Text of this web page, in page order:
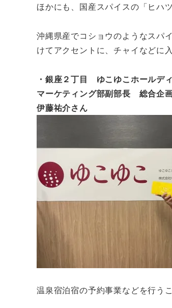
ほかにも、国産スパイスの「ヒハ
沖縄県産でコショウのようなスパ
けてアクセントに、チャイなどに
・銀座２丁目 ゆこゆこホールデ
マーケティング部副部長 総合企
伊藤祐介さん
温泉宿泊宿の予約事業などを行う